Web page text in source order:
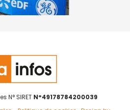
N° SIRET N°49178784200039